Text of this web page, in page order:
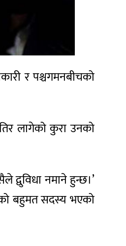
र पश्चगमनबीचको
लागेको कुरा उनको
द्वुविधा नमाने हुन्छ।’
बहुमत सदस्य भएको